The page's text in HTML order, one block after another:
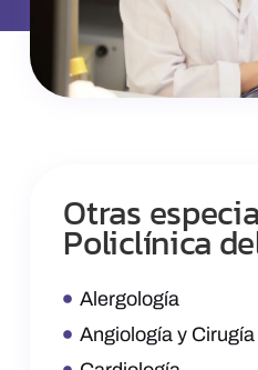
Otras
Policlínica
Alergología
Angiología y